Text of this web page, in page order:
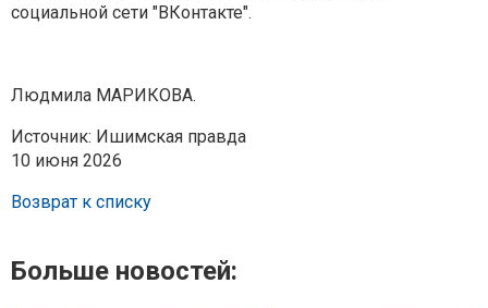
социальной сети "ВКонтакте".
Людмила МАРИКОВА.
Источник: Ишимская правда
10 июня 2026
Возврат к списку
Больше новостей: